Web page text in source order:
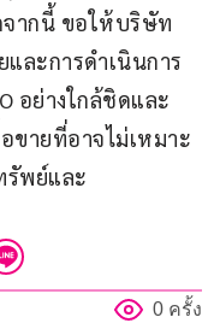
ากนี้ ขอให้บริษัท
ละการดำเนินการ
อย่างใกล้ชิดและ
ขายที่อาจไม่เหมาะ
รัพย์และ
0 ครั้ง